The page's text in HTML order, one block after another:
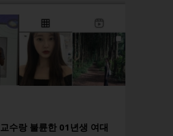
수랑 불륜한 01년생 여대